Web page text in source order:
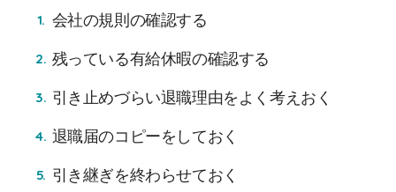
会社の規則の確認する
残っている有給休暇の確認する
引き止めづらい退職理由をよく考えおく
退職届のコピーをしておく
引き継ぎを終わらせておく